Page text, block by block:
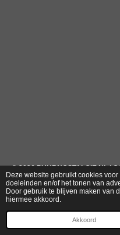
Deze website gebruikt cookies
doeleinden en/of het tonen van
Door gebruik te blijven maken van
hiermee akkoord.
Akkoord
© 2026 PUURNOSTALGIE.NL|